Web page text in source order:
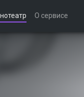
О сервисе